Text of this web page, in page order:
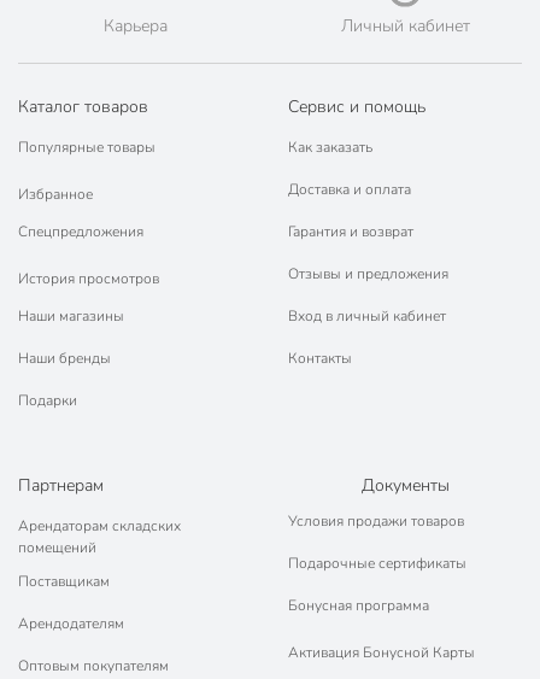
Карьера Личный кабинет
Каталог товаров
Популярные товары
Избранное
Спецпредложения
История просмотров
Наши магазины
Наши бренды
Подарки
Сервис и помощь
Как заказать
Доставка и оплата
Гарантия и возврат
Отзывы и предложения
Вход в личный кабинет
Контакты
Партнерам
Арендаторам складских
помещений
Поставщикам
Арендодателям
Оптовым покупателям
Документы
Условия продажи товаров
Подарочные сертификаты
Бонусная программа
Активация Бонусной Карты